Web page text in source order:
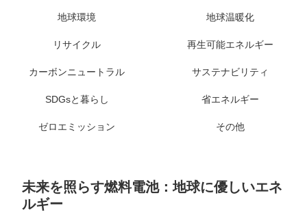
地球環境 地球温暖化
リサイクル 再生可能エネルギー
カーボンニュートラル サステナビリティ
SDGsと暮らし 省エネルギー
ゼロエミッション その他
未来を照らす燃料電池：地球に優しいエネ
ルギー